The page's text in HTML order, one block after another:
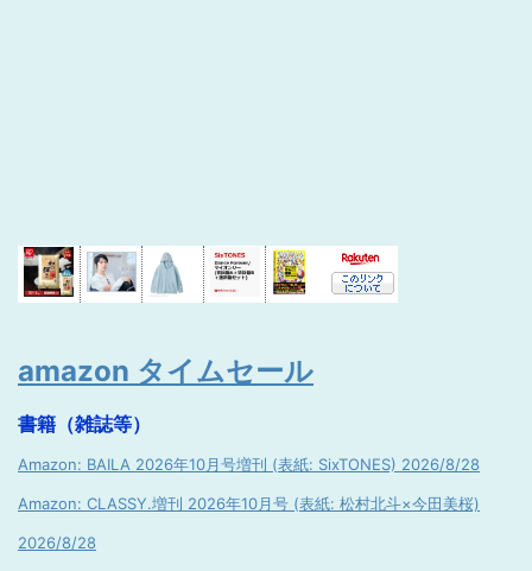
amazon タイムセール
書籍（雑誌等）
Amazon: BAILA 2026年10月号増刊 (表紙: SixTONES) 2026/8/28
Amazon: CLASSY.増刊 2026年10月号 (表紙: 松村北斗×今田美桜)
2026/8/28